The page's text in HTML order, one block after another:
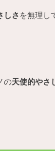
しさ を無理し
の天使的やさ